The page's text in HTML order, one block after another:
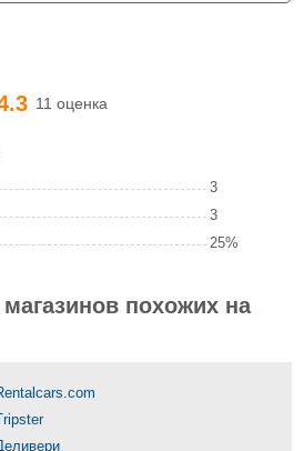
11 оценка
3
3
25%
похожих на